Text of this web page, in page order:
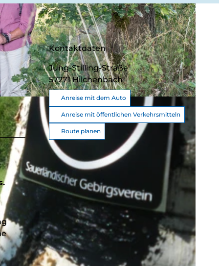
Kontaktdaten
Jung-Stilling-Straße
57271Hilchenbach
Anreise mit dem Auto
Anreise mit öffentlichen Verkehrsmitteln
Route planen